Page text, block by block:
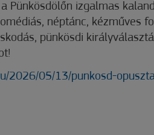
Pünkösdölőn izgalmas
néptánc, kézműves
pünkösdi
2026/05/13/punkosd-